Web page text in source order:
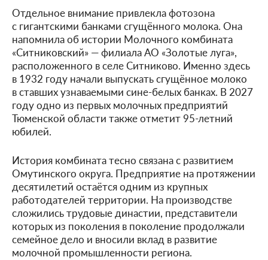
Отдельное внимание привлекла фотозона
с гигантскими банками сгущённого молока. Она
напомнила об истории Молочного комбината
«Ситниковский» — филиала АО «Золотые луга»,
расположенного в селе Ситниково. Именно здесь
в 1932 году начали выпускать сгущённое молоко
в ставших узнаваемыми сине-белых банках. В 2027
году одно из первых молочных предприятий
Тюменской области также отметит 95-летний
юбилей.
История комбината тесно связана с развитием
Омутинского округа. Предприятие на протяжении
десятилетий остаётся одним из крупных
работодателей территории. На производстве
сложились трудовые династии, представители
которых из поколения в поколение продолжали
семейное дело и вносили вклад в развитие
молочной промышленности региона.